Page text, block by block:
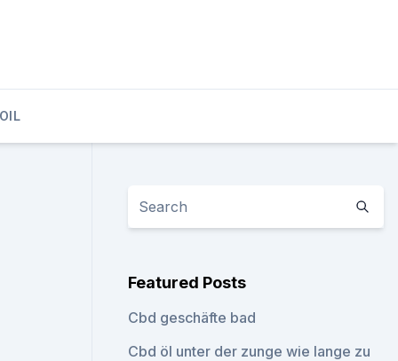
Featured Posts
Cbd geschäfte bad
Cbd öl unter der zunge wie lange zu